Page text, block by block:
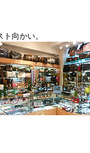
向かい。